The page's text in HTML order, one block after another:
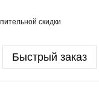
скидки
Быстрый заказ